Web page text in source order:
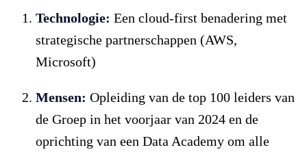
Technologie: Een cloud-first benadering met
strategische partnerschappen (AWS,
Microsoft)
Mensen: Opleiding van de top 100 leiders van
de Groep in het voorjaar van 2024 en de
oprichting van een Data Academy om alle